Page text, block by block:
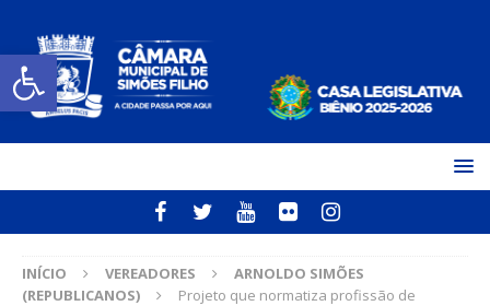
Open toolbar
INÍCIO VEREADORES
ARNOLDO SIMÕES
(REPUBLICANOS)
Projeto que normatiza profissão de